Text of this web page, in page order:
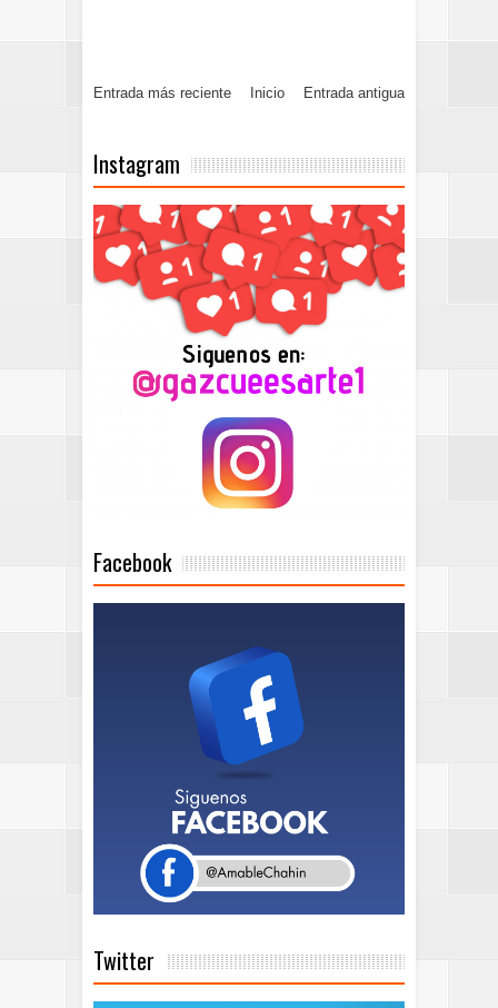
Entrada más reciente Entrada antigua
Inicio
Instagram
Facebook
Twitter